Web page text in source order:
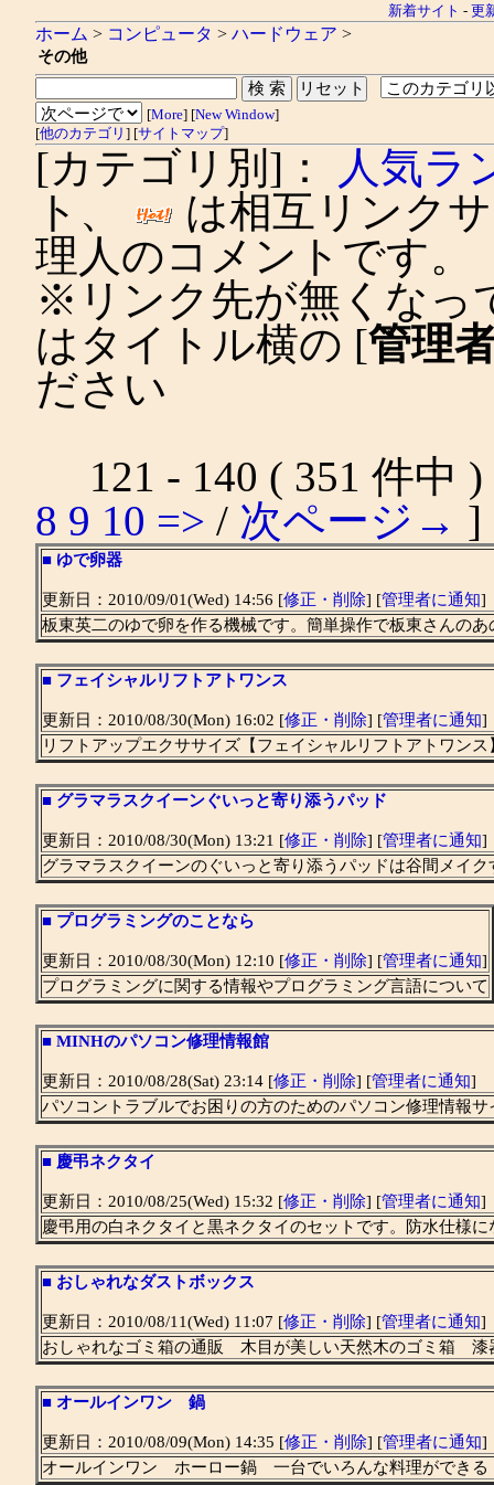
新着サイト - 更
ホーム > コンピュータ > ハードウェア >
その他
[More] [New Window]
[他のカテゴリ ] [サイトマップ]
[カテゴリ別]：
人気ラ
ト、
は相互リンク
理人のコメントです。
※リンク先が無くなっ
はタイトル横の [管理
ださい
121 - 140 ( 351 件
8 9 10 => / 次ページ→ ]
■ ゆで卵器
更新日：2010/09/01(Wed) 14:56 [修正・削除] [管理者に通知]
板東英二のゆで卵を作る機械です。簡単操作で板東さんの
■ フェイシャルリフトアトワンス
更新日：2010/08/30(Mon) 16:02 [修正・削除] [管理者に通知]
リフトアップエクササイズ【フェイシャルリフトアトワンス
■ グラマラスクイーンぐいっと寄り添うパッド
更新日：2010/08/30(Mon) 13:21 [修正・削除] [管理者に通知]
グラマラスクイーンのぐいっと寄り添うパッドは谷間メイ
■ プログラミングのことなら
更新日：2010/08/30(Mon) 12:10 [修正・削除] [管理者に通知]
プログラミングに関する情報やプログラミング言語について
■ MINHのパソコン修理情報館
更新日：2010/08/28(Sat) 23:14 [修正・削除] [管理者に通知]
パソコントラブルでお困りの方のためのパソコン修理情報サ
■ 慶弔ネクタイ
更新日：2010/08/25(Wed) 15:32 [修正・削除] [管理者に通知]
慶弔用の白ネクタイと黒ネクタイのセットです。防水仕様
■ おしゃれなダストボックス
更新日：2010/08/11(Wed) 11:07 [修正・削除] [管理者に通知]
おしゃれなゴミ箱の通販 木目が美しい天然木のゴミ箱 漆
■ オールインワン 鍋
更新日：2010/08/09(Mon) 14:35 [修正・削除] [管理者に通知]
オールインワン ホーロー鍋 一台でいろんな料理ができ